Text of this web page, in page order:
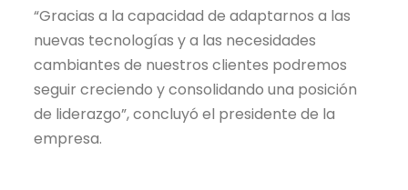
“Gracias a la capacidad de adaptarnos a las
nuevas tecnologías y a las necesidades
cambiantes de nuestros clientes podremos
seguir creciendo y consolidando una posición
de liderazgo”, concluyó el presidente de la
empresa.